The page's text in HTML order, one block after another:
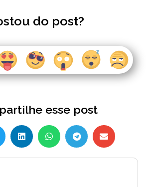
do post?
esse post